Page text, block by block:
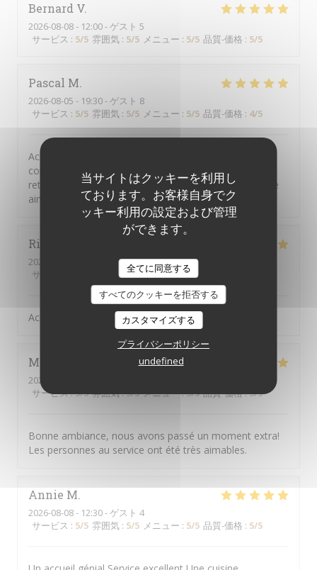
当サイトはクッキーを利用し
ております。お客様自身でク
ッキー利用の設定および管理
ができます。
全てに同意する
すべてのクッキーを拒否する
カスタマイズする
プライバシーポリシー
undefined
Bernard V
2026-08-08- 12:00 - ゲスト 5
サービス : 5/5 雰囲気 : 5/5 メニュー : 5/5 品質-価格 : 5/5
Pascal M
2026-08-05 - 19:30 - ゲスト 8
サービス : 5/5 雰囲気 : 5/5 メニュー : 5/5 品質-価格 : 4/5
Acceuil chaleureux et souriant des ser veurs. Repas
copieux un plus pour le Picon biere. Une adresse a
retenir. Et un plus egalement pour chinchidou serveuse
aimable et tres souriante.
Richard
2026-08-08
- 12:45 - ゲスト 4
サービス
雰囲気:5/5 メニュー:4/5
Accueil - service- qualité au top
Moon
2026-08-03
サービス:5/5 雰囲気:5/5 メニュー:5/5 品質-価格:5/5
Bonne ambiance, nous avons passé un moment extra!
Les personnes au service ont été très aimables.
Annie M
2026-08-08- 12:30 - ゲスト 4
サービス : 5/5 雰囲気 : 5/5 メニュー : 5/5 品質-価格 : 5/5